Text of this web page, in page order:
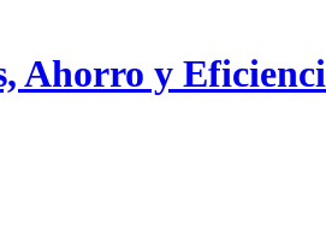
Ahorro y